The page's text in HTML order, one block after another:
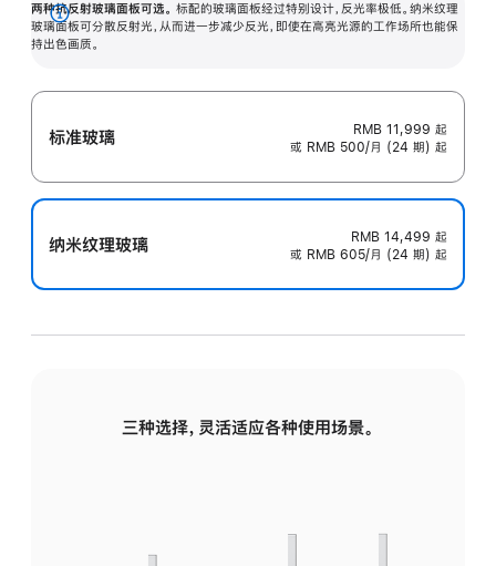
两种抗反射玻璃面板可选。 标配的玻璃面板经过特别设计，反光率极低。纳米纹理
玻璃面板可分散反射光，从而进一步减少反光，即使在高亮光源的工作场所也能保
持出色画质。
展
开
标准玻璃 RMB 11,999 起
或 RMB 500/月 (24 期) 起
纳米纹理玻璃 RMB 14,499 起
或 RMB 605/月 (24 期) 起
三种选择，灵活适应各种使用场景。